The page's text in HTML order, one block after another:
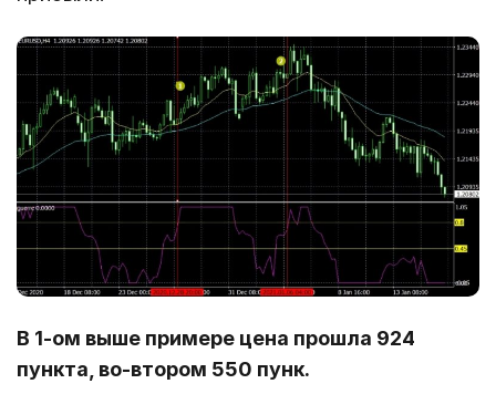
В 1-ом выше примере цена прошла 924
пункта, во-втором 550 пунк.